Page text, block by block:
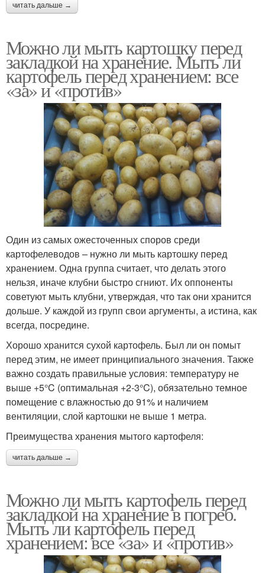
читать дальше →
Можно ли мыть картошку перед
закладкой на хранение. Мыть ли
картофель перед хранением: все
«за» и «против»
Один из самых ожесточенных споров среди
картофелеводов – нужно ли мыть картошку перед
хранением. Одна группа считает, что делать этого
нельзя, иначе клубни быстро сгниют. Их оппоненты
советуют мыть клубни, утверждая, что так они хранится
дольше. У каждой из групп свои аргументы, а истина, как
всегда, посредине.
Хорошо хранится сухой картофель. Был ли он помыт
перед этим, не имеет принципиального значения. Также
важно создать правильные условия: температуру не
выше +5°C (оптимальная +2-3°C), обязательно темное
помещение с влажностью до 91% и наличием
вентиляции, слой картошки не выше 1 метра.
Преимущества хранения мытого картофеля:
читать дальше →
Можно ли мыть картофель перед
закладкой на хранение в погреб.
Мыть ли картофель перед
хранением: все «за» и «против»